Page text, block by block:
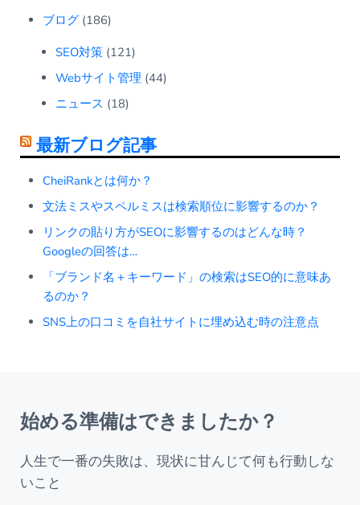
ブログ (186)
SEO対策 (121)
Webサイト管理 (44)
ニュース (18)
最新ブログ記事
CheiRankとは何か？
文法ミスやスペルミスは検索順位に影響するのか？
リンクの貼り方がSEOに影響するのはどんな時？
Googleの回答は…
「ブランド名＋キーワード」の検索はSEO的に意味あ
るのか？
SNS上の口コミを自社サイトに埋め込む時の注意点
始める準備はできましたか？
人生で一番の失敗は、現状に甘んじて何も行動しな
いこと